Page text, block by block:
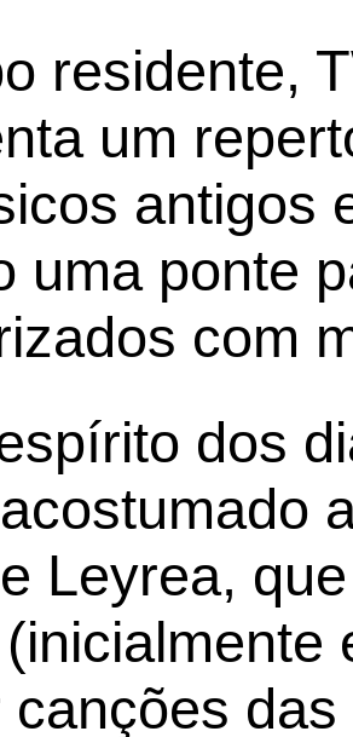
residente,
um
antigos
uma ponte
com
dos
Leyrea,
canções